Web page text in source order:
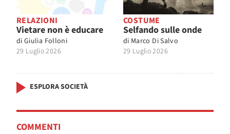
RELAZIONI
Vietare non è educare
di Giulia Folloni
29 Luglio 2026
COSTUME
Selfando sulle onde
di Marco Di Salvo
29 Luglio 2026
ESPLORA SOCIETÀ
COMMENTI